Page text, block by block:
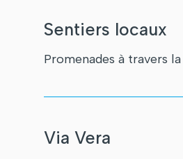
Sentiers locaux
Promenades à travers
Via Vera